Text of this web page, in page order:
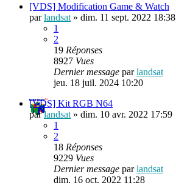
[VDS] Modification Game & Watch
parlandsat » dim. 11 sept. 2022 18:38
1
2
19 Réponses
8927 Vues
Dernier message parlandsat
jeu. 18 juil. 2024 10:20
[VDS] Kit RGB N64
parlandsat » dim. 10 avr. 2022 17:59
1
2
18 Réponses
9229 Vues
Dernier message parlandsat
dim. 16 oct. 2022 11:28